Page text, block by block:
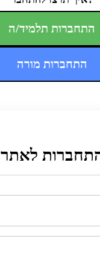
התחברות תלמיד/ה
התחברות מורה
לאתר